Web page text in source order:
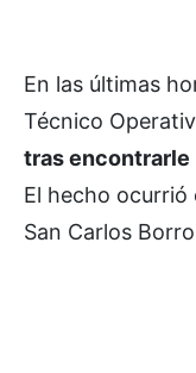
En las últimas
Técnico
tras encontrarle
El hecho ocurrió
San Carlos